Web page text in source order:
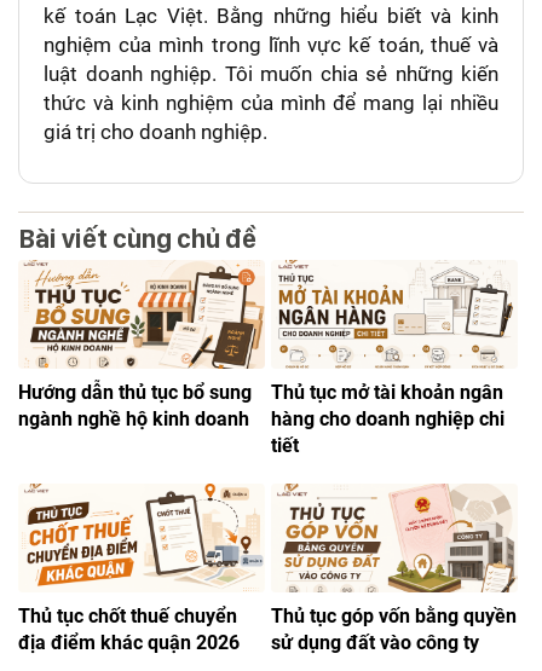
kế toán Lạc Việt. Bằng những hiểu biết và kinh
nghiệm của mình trong lĩnh vực kế toán, thuế và
luật doanh nghiệp. Tôi muốn chia sẻ những kiến
thức và kinh nghiệm của mình để mang lại nhiều
giá trị cho doanh nghiệp.
Bài viết cùng chủ đề
Hướng dẫn thủ tục bổ sung
ngành nghề hộ kinh doanh
Thủ tục mở tài khoản ngân
hàng cho doanh nghiệp chi
tiết
Thủ tục chốt thuế chuyển
địa điểm khác quận 2026
Thủ tục góp vốn bằng quyền
sử dụng đất vào công ty